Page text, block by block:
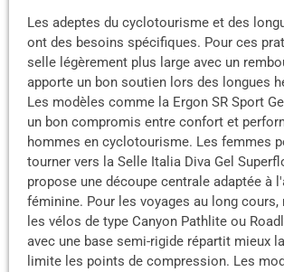
Les adeptes du cyclotourisme et des
ont des besoins spécifiques. Pour ces
selle légèrement plus large avec un
apporte un bon soutien lors des longues
Les modèles comme la Ergon SR Sport
un bon compromis entre confort et
hommes en cyclotourisme. Les femmes
tourner vers la Selle Italia Diva Gel
propose une découpe centrale adaptée à
féminine. Pour les voyages au long
les vélos de type Canyon Pathlite ou
avec une base semi-rigide répartit mieux
limite les points de compression. Les